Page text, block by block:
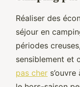
Réaliser des
séjour en
périodes
sensiblement et
pas cher